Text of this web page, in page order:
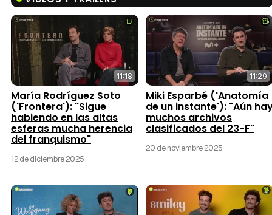
11:18
María Rodríguez Soto
('Frontera'): "Sigue
habiendo en las altas
esferas mucha herencia
del franquismo"
12 de diciembre 2025
11:29
Miki Esparbé ('Anatomía
de un instante'): "Aún
muchos archivos
clasificados del 23-F"
20 de noviembre 2025